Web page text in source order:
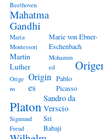
Beethoven
Mahatma
Gandhi
Maria
Montessori
Marie von Ebner-
Eschenbach
Martin
Luther
Mohamm
ed
Orige
ns
Origin
es
Pablo
Picasso
Platon
Sandro da
Verscio
Sigmund
Freud
Sri
Babaji